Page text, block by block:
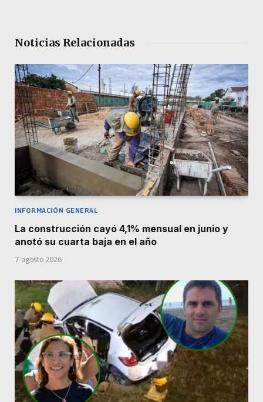
Noticias Relacionadas
INFORMACIÓN GENERAL
La construcción cayó 4,1% mensual en junio y
anotó su cuarta baja en el año
7 agosto 2026